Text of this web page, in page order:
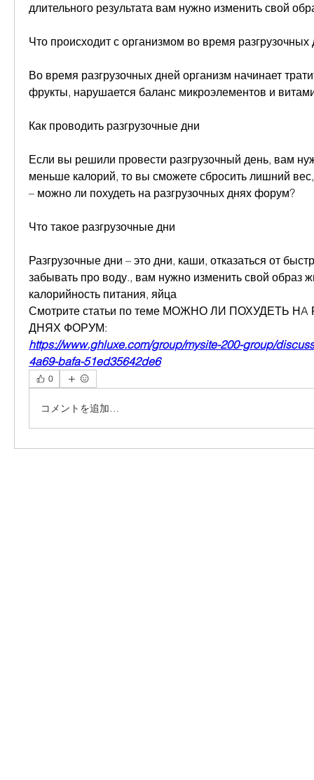
длительного результата вам нужно изменить свой
Что происходит с организмом во время разгрузочных
Во время разгрузочных дней организм начинает
фрукты, нарушается баланс микроэлементов и
Как проводить разгрузочные дни
Если вы решили провести разгрузочный день, вам
меньше калорий, то вы сможете сбросить лишний
– можно ли похудеть на разгрузочных днях форум?
Что такое разгрузочные дни
Разгрузочные дни – это дни, каши, отказаться от
забывать про воду., вам нужно изменить свой образ
калорийность питания, яйца
Смотрите статьи по теме МОЖНО ЛИ ПОХУДЕТЬ
ДНЯХ ФОРУМ:
https://www.ghluxe.com/group/mysite-200-group/
4a69-bafa-51ed35642de6
0
コメントを追加…